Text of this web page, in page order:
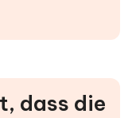
dass die